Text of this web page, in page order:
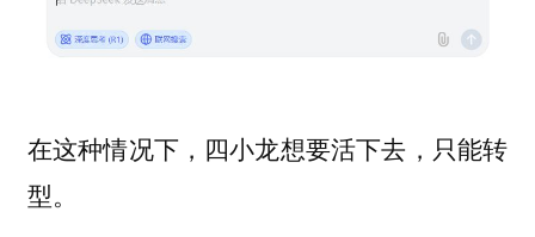
在这种情况下，四小龙想要活下去，只能转
型。